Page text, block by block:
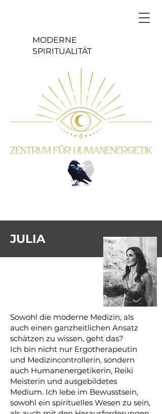
MODERNE
SPIRITUALITÄT
JULIA
Sowohl die moderne Medizin, als
auch einen ganzheitlichen Ansatz
schätzen zu wissen, geht das?
Ich bin nicht nur Ergotherapeutin
und Medizincontrollerin, sondern
auch Humanenergetikerin, Reiki
Meisterin und ausgebildetes
Medium. Ich lebe im Bewusstsein,
sowohl ein spirituelles Wesen zu sein,